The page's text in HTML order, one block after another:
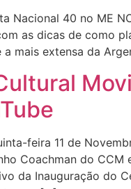
Nacional 40 no ME
as dicas de como
mais extensa da
feira 11 de
Coachman do CCM
da Inauguração do